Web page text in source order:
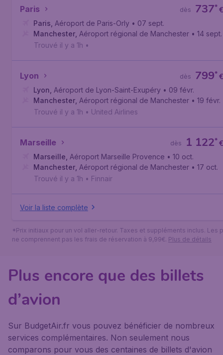
Paris 737*
dès
Paris Aéroport de Paris-Orly • 07 sept.
Manchester Aéroport régional de Manchester • 14 sept.
Trouvé il y a 1h •
Lyon 799*
dès
Lyon Aéroport de Lyon-Saint-Exupéry • 09 févr.
Manchester Aéroport régional de Manchester • 19 févr.
Trouvé il y a 1h • United Airlines
Marseille 1 122*
dès
Marseille Aéroport Marseille Provence • 10 oct.
Manchester Aéroport régional de Manchester • 17 oct.
Trouvé il y a 1h • Finnair
Voir la liste complète
*Prix initiaux pour un vol aller-retour. Taxes et suppléments inclus. Les
ne comprennent pas les frais de réservation à 9,99€. Plus de détails
Plus encore que des billets
d’avion
Sur BudgetAir.fr vous pouvez bénéficier de nombreux
services complémentaires. Non seulement nous
comparons pour vous des centaines de billets d'avion